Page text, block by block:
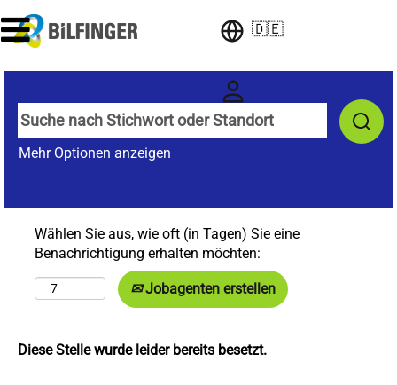
🇩🇪
Mehr Optionen anzeigen
Wählen Sie aus, wie oft (in Tagen) Sie eine
Benachrichtigung erhalten möchten:
Jobagenten erstellen
Diese Stelle wurde leider bereits besetzt.